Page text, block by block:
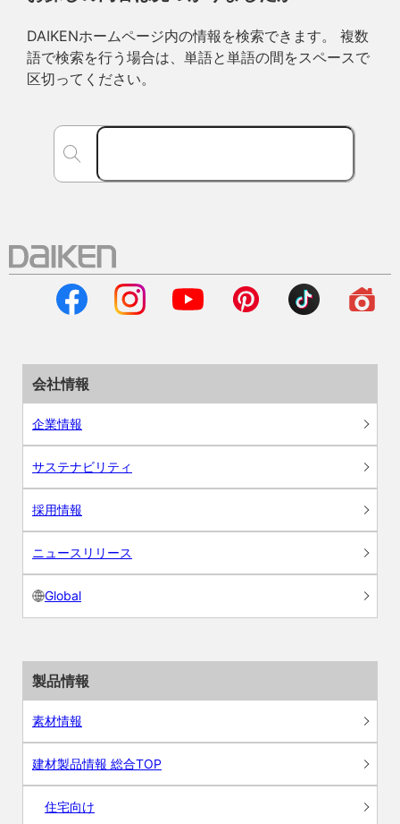
DAIKENホームページ内の情報を検索できます。 複数
語で検索を行う場合は、単語と単語の間をスペースで
区切ってください。
会社情報
企業情報
サステナビリティ
採用情報
ニュースリリース
Global
製品情報
素材情報
建材製品情報 総合TOP
住宅向け